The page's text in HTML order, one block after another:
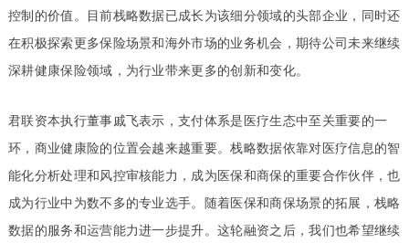
控制的价值。目前栈略数据已成长为该细分领域的头部企业，同时还
在积极探索更多保险场景和海外市场的业务机会，期待公司未来继续
深耕健康保险领域，为行业带来更多的创新和变化。
君联资本执行董事戚飞表示，支付体系是医疗生态中至关重要的一
环，商业健康险的位置会越来越重要。栈略数据依靠对医疗信息的智
能化分析处理和风控审核能力，成为医保和商保的重要合作伙伴，也
成为行业中为数不多的专业选手。随着医保和商保场景的拓展，栈略
数据的服务和运营能力进一步提升。这轮融资之后，我们也希望继续